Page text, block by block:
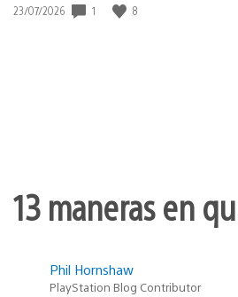
Fecha
23/07/2026 1 8
13 maneras en
Phil Hornshaw
PlayStation Blog Contributor